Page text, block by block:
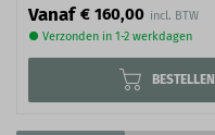
Vanaf € 160,00
● Verzonden in 1-2 werkdagen
BESTELLEN